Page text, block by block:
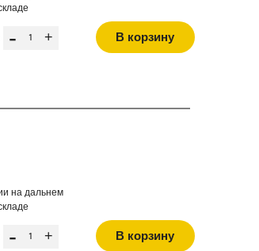
- + В корзину
на дальнем
- + В корзину